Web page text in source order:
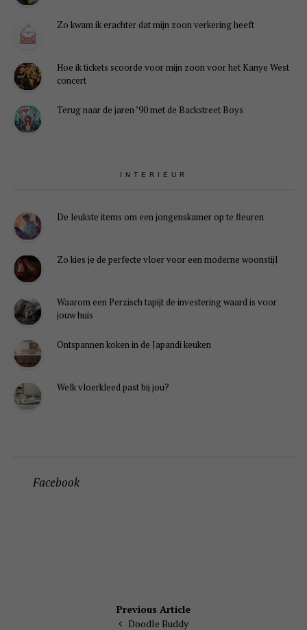
Zo kwam ik erachter dat mijn zoon verkering heeft
Hoe ik tickets scoorde voor mijn zoon voor het Kanye West
concert
Terug naar de jaren ’90 met de Backstreet Boys
INTERIEUR
De leukste items om een jongenskamer op te fleuren
Zo kies je de perfecte vloer voor een moderne woonstijl
Waarom een Perzisch tapijt de investering waard is voor
jouw huis
Ontspannen koken in de Japandi keuken
Welk vloerkleed past bij jou?
Facebook
Previous Article
Doodle Buddy